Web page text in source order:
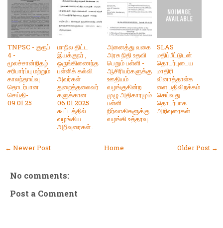
TNPSC - குரூப்
4 -
மூலச்சான்றிதழ்
சரிபார்ப்பு மற்றும்
காலந்தாய்வு
தொடர்பான
செய்தி-
09.01.25
மாநில திட்ட
இயக்குநர் ,
ஒருங்கிணைந்த
பள்ளிக் கல்வி
அவர்கள்
துறைத்தலைவர்
களுக்கான
06.01.2025
கூட்டத்தில்
வழங்கிய
அறிவுரைகள் .
அனைத்து வகை
அரசு நிதி உதவி
பெறும் பள்ளி -
ஆசிரியர்களுக்கு
ஊதியம்
வழங்குகின்ற
முழு அதிகாரமும்
பள்ளி
நிர்வாகிகளுக்கு
வழங்கி உத்தரவு.
SLAS
மதிப்பீட்டுடன்
தொடர்புடைய
மாதிரி
வினாத்தாள்க
ளை பதிவிறக்கம்
செய்வது
தொடர்பாக
அறிவுரைகள்
← Newer Post Older Post →
Home
No comments:
Post a Comment